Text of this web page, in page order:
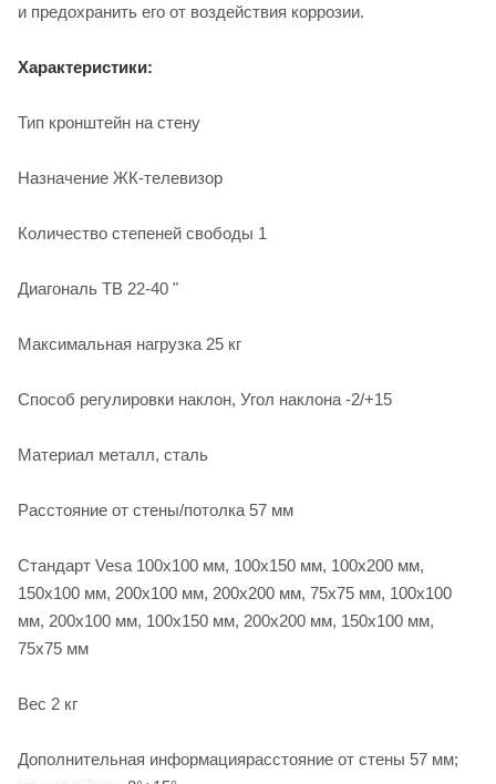
и предохранить его от воздействия коррозии.
Характеристики:
Тип кронштейн на стену
Назначение ЖК-телевизор
Количество степеней свободы 1
Диагональ ТВ 22-40 "
Максимальная нагрузка 25 кг
Способ регулировки наклон, Угол наклона -2/+15
Материал металл, сталь
Расстояние от стены/потолка 57 мм
Стандарт Vesa 100x100 мм, 100x150 мм, 100x200 мм,
150x100 мм, 200x100 мм, 200x200 мм, 75x75 мм, 100x100
мм, 200x100 мм, 100x150 мм, 200x200 мм, 150x100 мм,
75x75 мм
Вес 2 кг
Дополнительная информациярасстояние от стены 57 мм;